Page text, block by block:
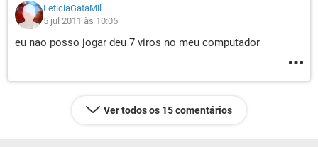
LeticiaGataMil
5 jul 2011 às 10:05
eu nao posso jogar deu 7 viros no meu computador
Ver todos os 15 comentários